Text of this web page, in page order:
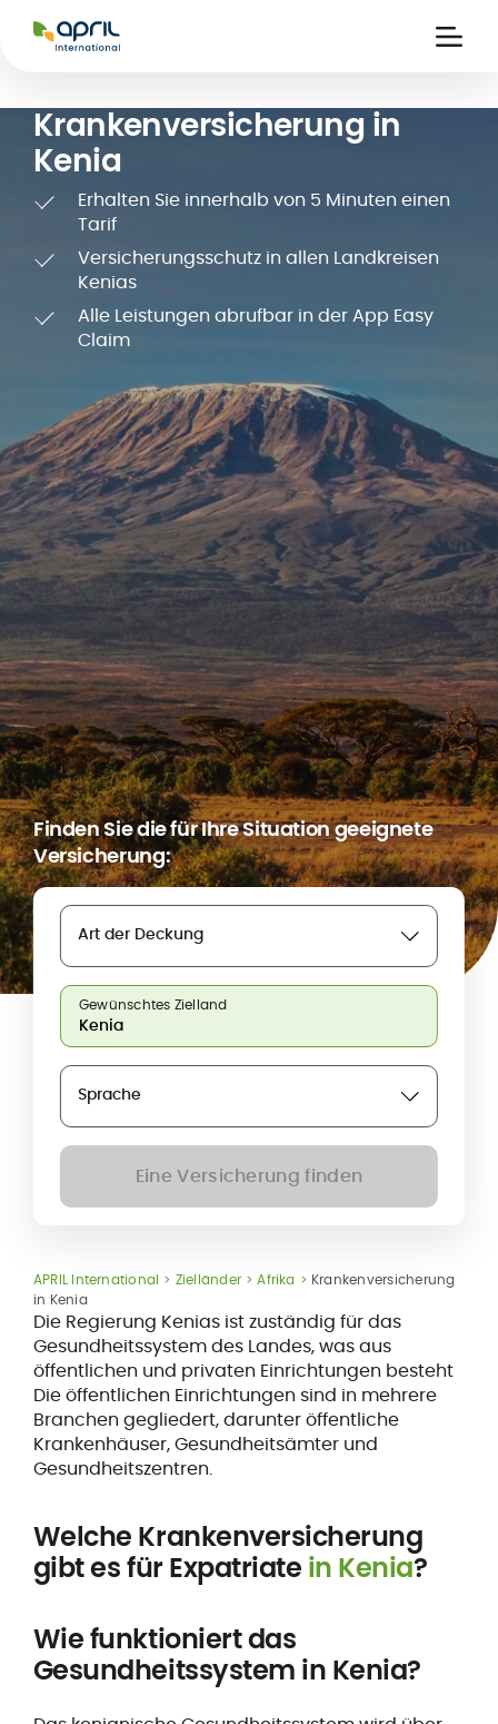
International
Krankenversicherung in
Kenia
Erhalten Sie innerhalb von 5 Minuten einen
Tarif
Versicherungsschutz in allen Landkreisen
Kenias
Alle Leistungen abrufbar in der App Easy
Claim
Finden Sie die für Ihre Situation geeignete
Versicherung:
Art der Deckung
Gewünschtes Zielland
Sprache
Eine Versicherung finden
APRIL International Zielländer Afrika
Krankenversicherung
in Kenia
Die Regierung Kenias ist zuständig für das
Gesundheitssystem des Landes, was aus
öffentlichen und privaten Einrichtungen besteht
Die öffentlichen Einrichtungen sind in mehrere
Branchen gegliedert, darunter öffentliche
Krankenhäuser, Gesundheitsämter und
Gesundheitszentren.
Welche Krankenversicherung
gibt es für Expatriate in Kenia?
Wie funktioniert das
Gesundheitssystem in Kenia?